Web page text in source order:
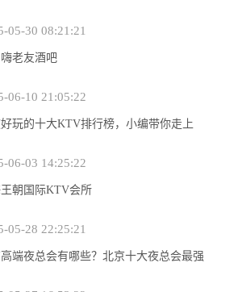
05-30 08:21:21
老友酒吧
06-10 21:05:22
玩的十大KTV排行榜，小编带你走上
06-03 14:25:22
王朝国际KTV会所
05-28 22:25:21
端夜总会有哪些？北京十大夜总会最强